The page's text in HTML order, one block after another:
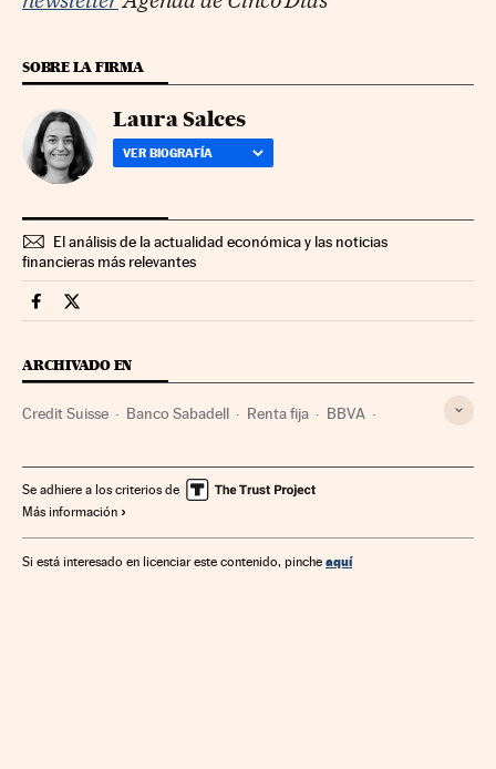
SOBRE LA FIRMA
Laura Salces
VER BIOGRAFÍA
El análisis de la actualidad económica y las noticias
financieras más relevantes
Mercados Financieros Cinco Días en Facebook
Mercados Financieros Cinco Días en Twitter
ARCHIVADO EN
Credit Suisse Banco Sabadell Renta fija BBVA
Se adhiere a los criterios de
Más información
Si está interesado en licenciar este contenido, pinche aquí